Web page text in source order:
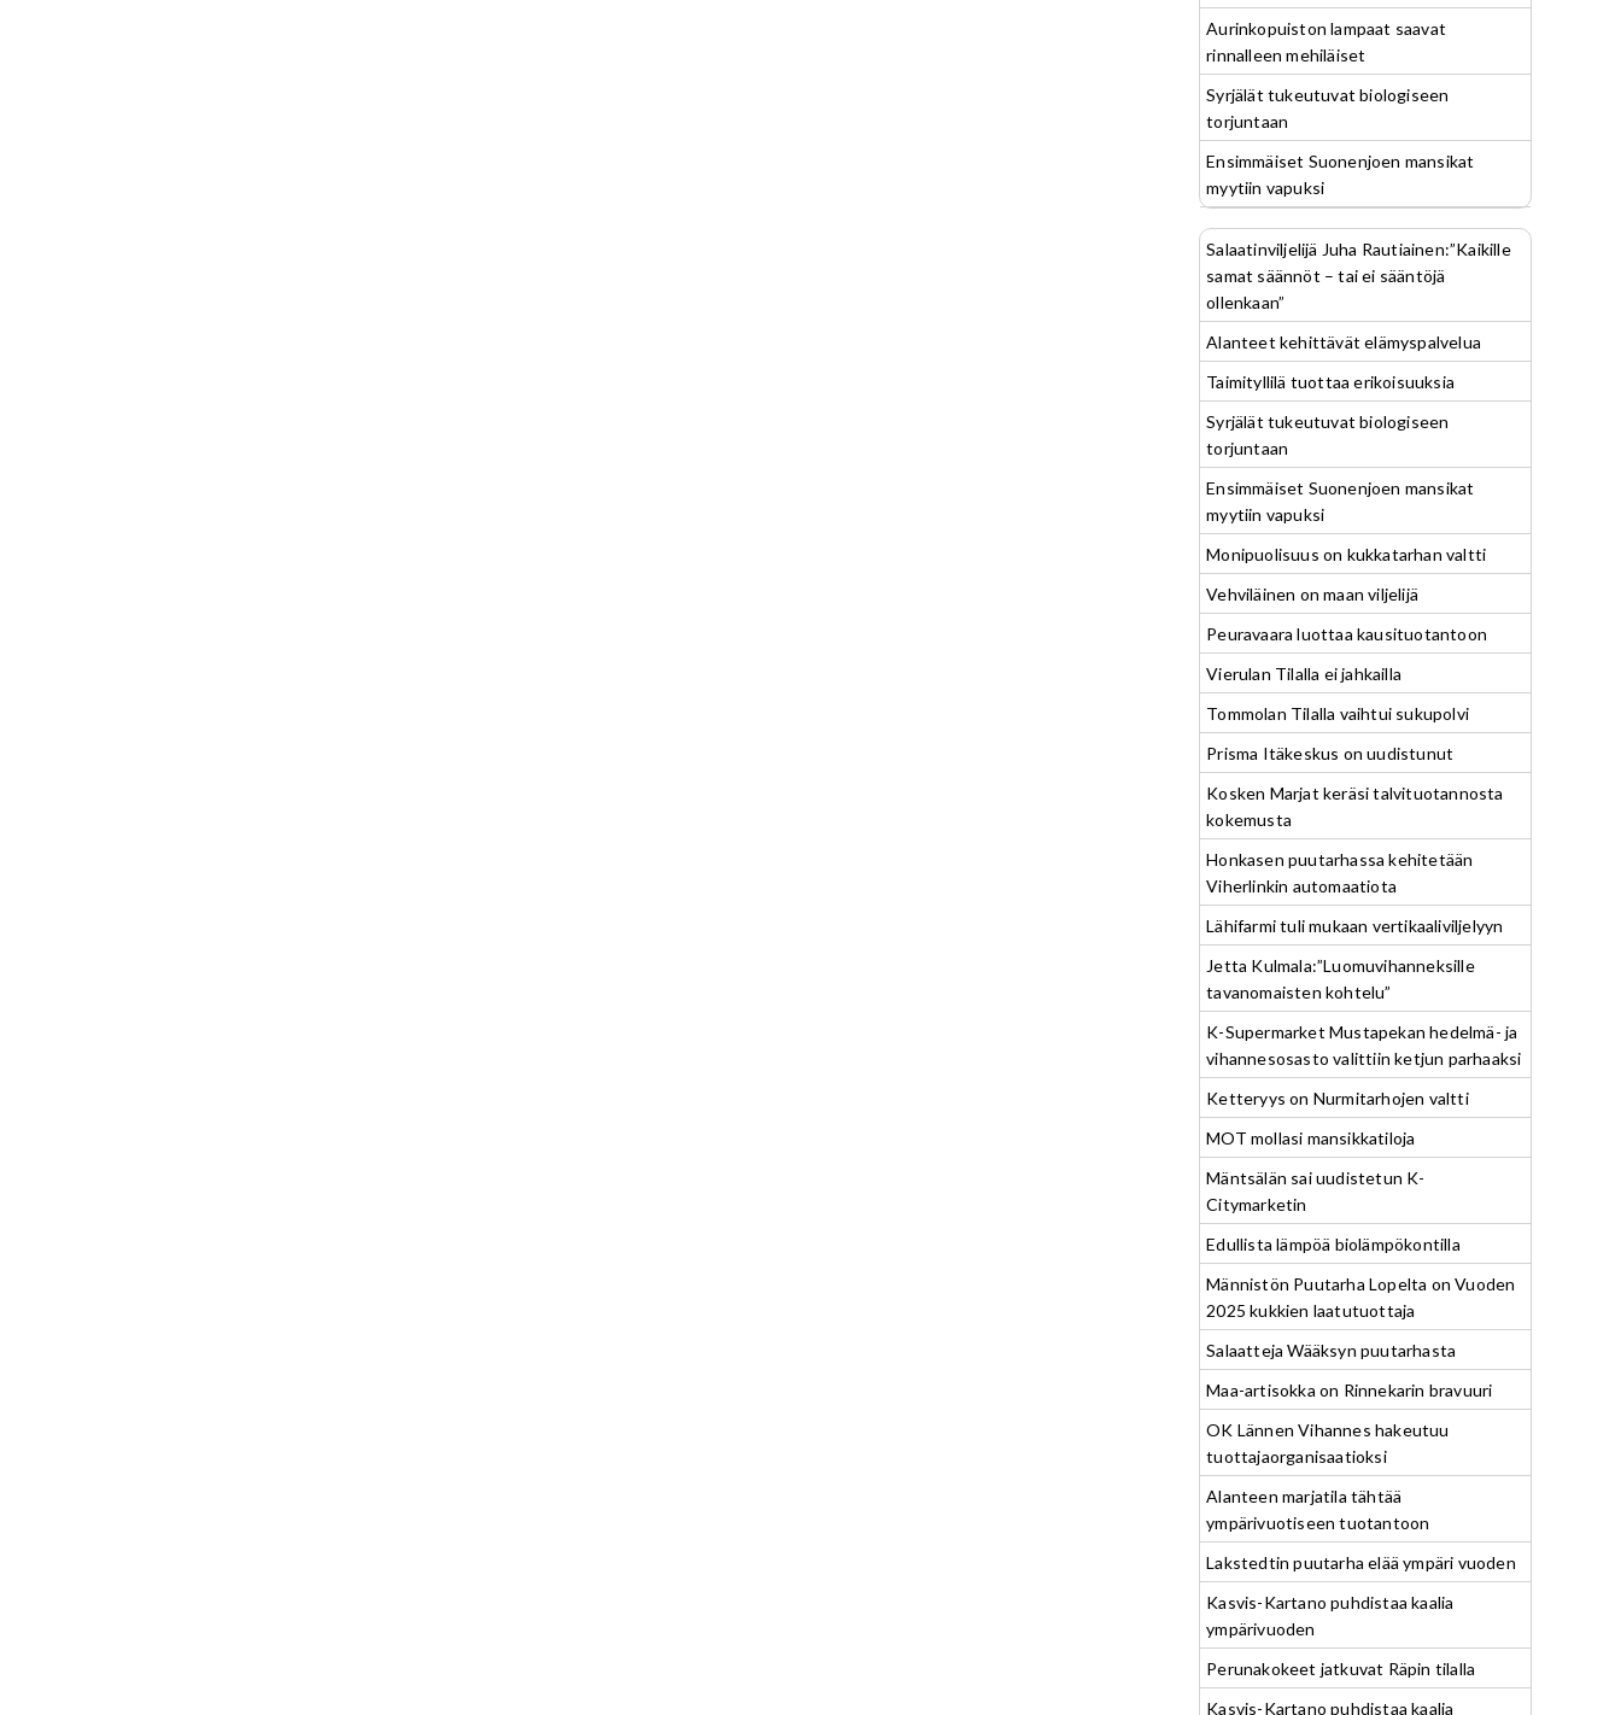
Aurinkopuiston lampaat saavat
rinnalleen mehiläiset
Syrjälät tukeutuvat biologiseen
torjuntaan
Ensimmäiset Suonenjoen mansikat
myytiin vapuksi
Salaatinviljelijä Juha Rautiainen:”Kaikille
samat säännöt – tai ei sääntöjä
ollenkaan”
Alanteet kehittävät elämyspalvelua
Taimityllilä tuottaa erikoisuuksia
Syrjälät tukeutuvat biologiseen
torjuntaan
Ensimmäiset Suonenjoen mansikat
myytiin vapuksi
Monipuolisuus on kukkatarhan valtti
Vehviläinen on maan viljelijä
Peuravaara luottaa kausituotantoon
Vierulan Tilalla ei jahkailla
Tommolan Tilalla vaihtui sukupolvi
Prisma Itäkeskus on uudistunut
Kosken Marjat keräsi talvituotannosta
kokemusta
Honkasen puutarhassa kehitetään
Viherlinkin automaatiota
Lähifarmi tuli mukaan vertikaaliviljelyyn
Jetta Kulmala:”Luomuvihanneksille
tavanomaisten kohtelu”
K-Supermarket Mustapekan hedelmä- ja
vihannesosasto valittiin ketjun parhaaksi
Ketteryys on Nurmitarhojen valtti
MOT mollasi mansikkatiloja
Mäntsälän sai uudistetun K-
Citymarketin
Edullista lämpöä biolämpökontilla
Männistön Puutarha Lopelta on Vuoden
2025 kukkien laatutuottaja
Salaatteja Wääksyn puutarhasta
Maa-artisokka on Rinnekarin bravuuri
OK Lännen Vihannes hakeutuu
tuottajaorganisaatioksi
Alanteen marjatila tähtää
ympärivuotiseen tuotantoon
Lakstedtin puutarha elää ympäri vuoden
Kasvis-Kartano puhdistaa kaalia
ympärivuoden
Perunakokeet jatkuvat Räpin tilalla
Kasvis-Kartano puhdistaa kaalia